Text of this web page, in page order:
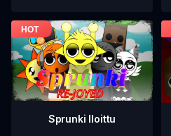
Sprunki Iloittu